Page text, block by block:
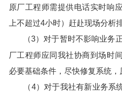
原厂工程师需提供电话实时响
上不超过4小时）赶赴现场分析
（3）对于暂时不影响业务
厂工程师应同我社协商到场时
必要基础条件，尽快修复系统，
（4）对于我社有新业务系